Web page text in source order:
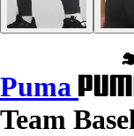
Puma
Team